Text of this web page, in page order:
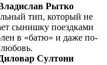
Рытко
тип, который не
сынишку поездками
в «батю» и даже по-
Султони